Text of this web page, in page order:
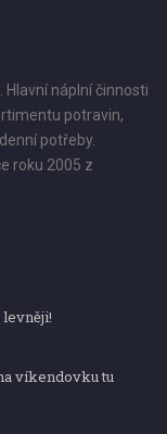
náplní činnosti
potravin,
potřeby.
roku 2005 z
víkendovku tu